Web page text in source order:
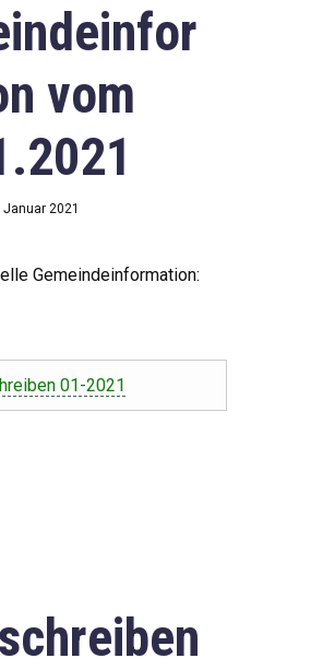
vom
2021
Gemeindeinformation:
01-2021